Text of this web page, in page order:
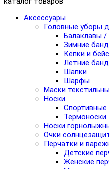
Аксессуары
Головные уборы
Балаклавы /
Зимние
Кепки и
Летние
Шапки
Шарфы
Маски
Носки
Спортивные
Термоноски
Носки
Очки
Перчатки и
Детские
Женские